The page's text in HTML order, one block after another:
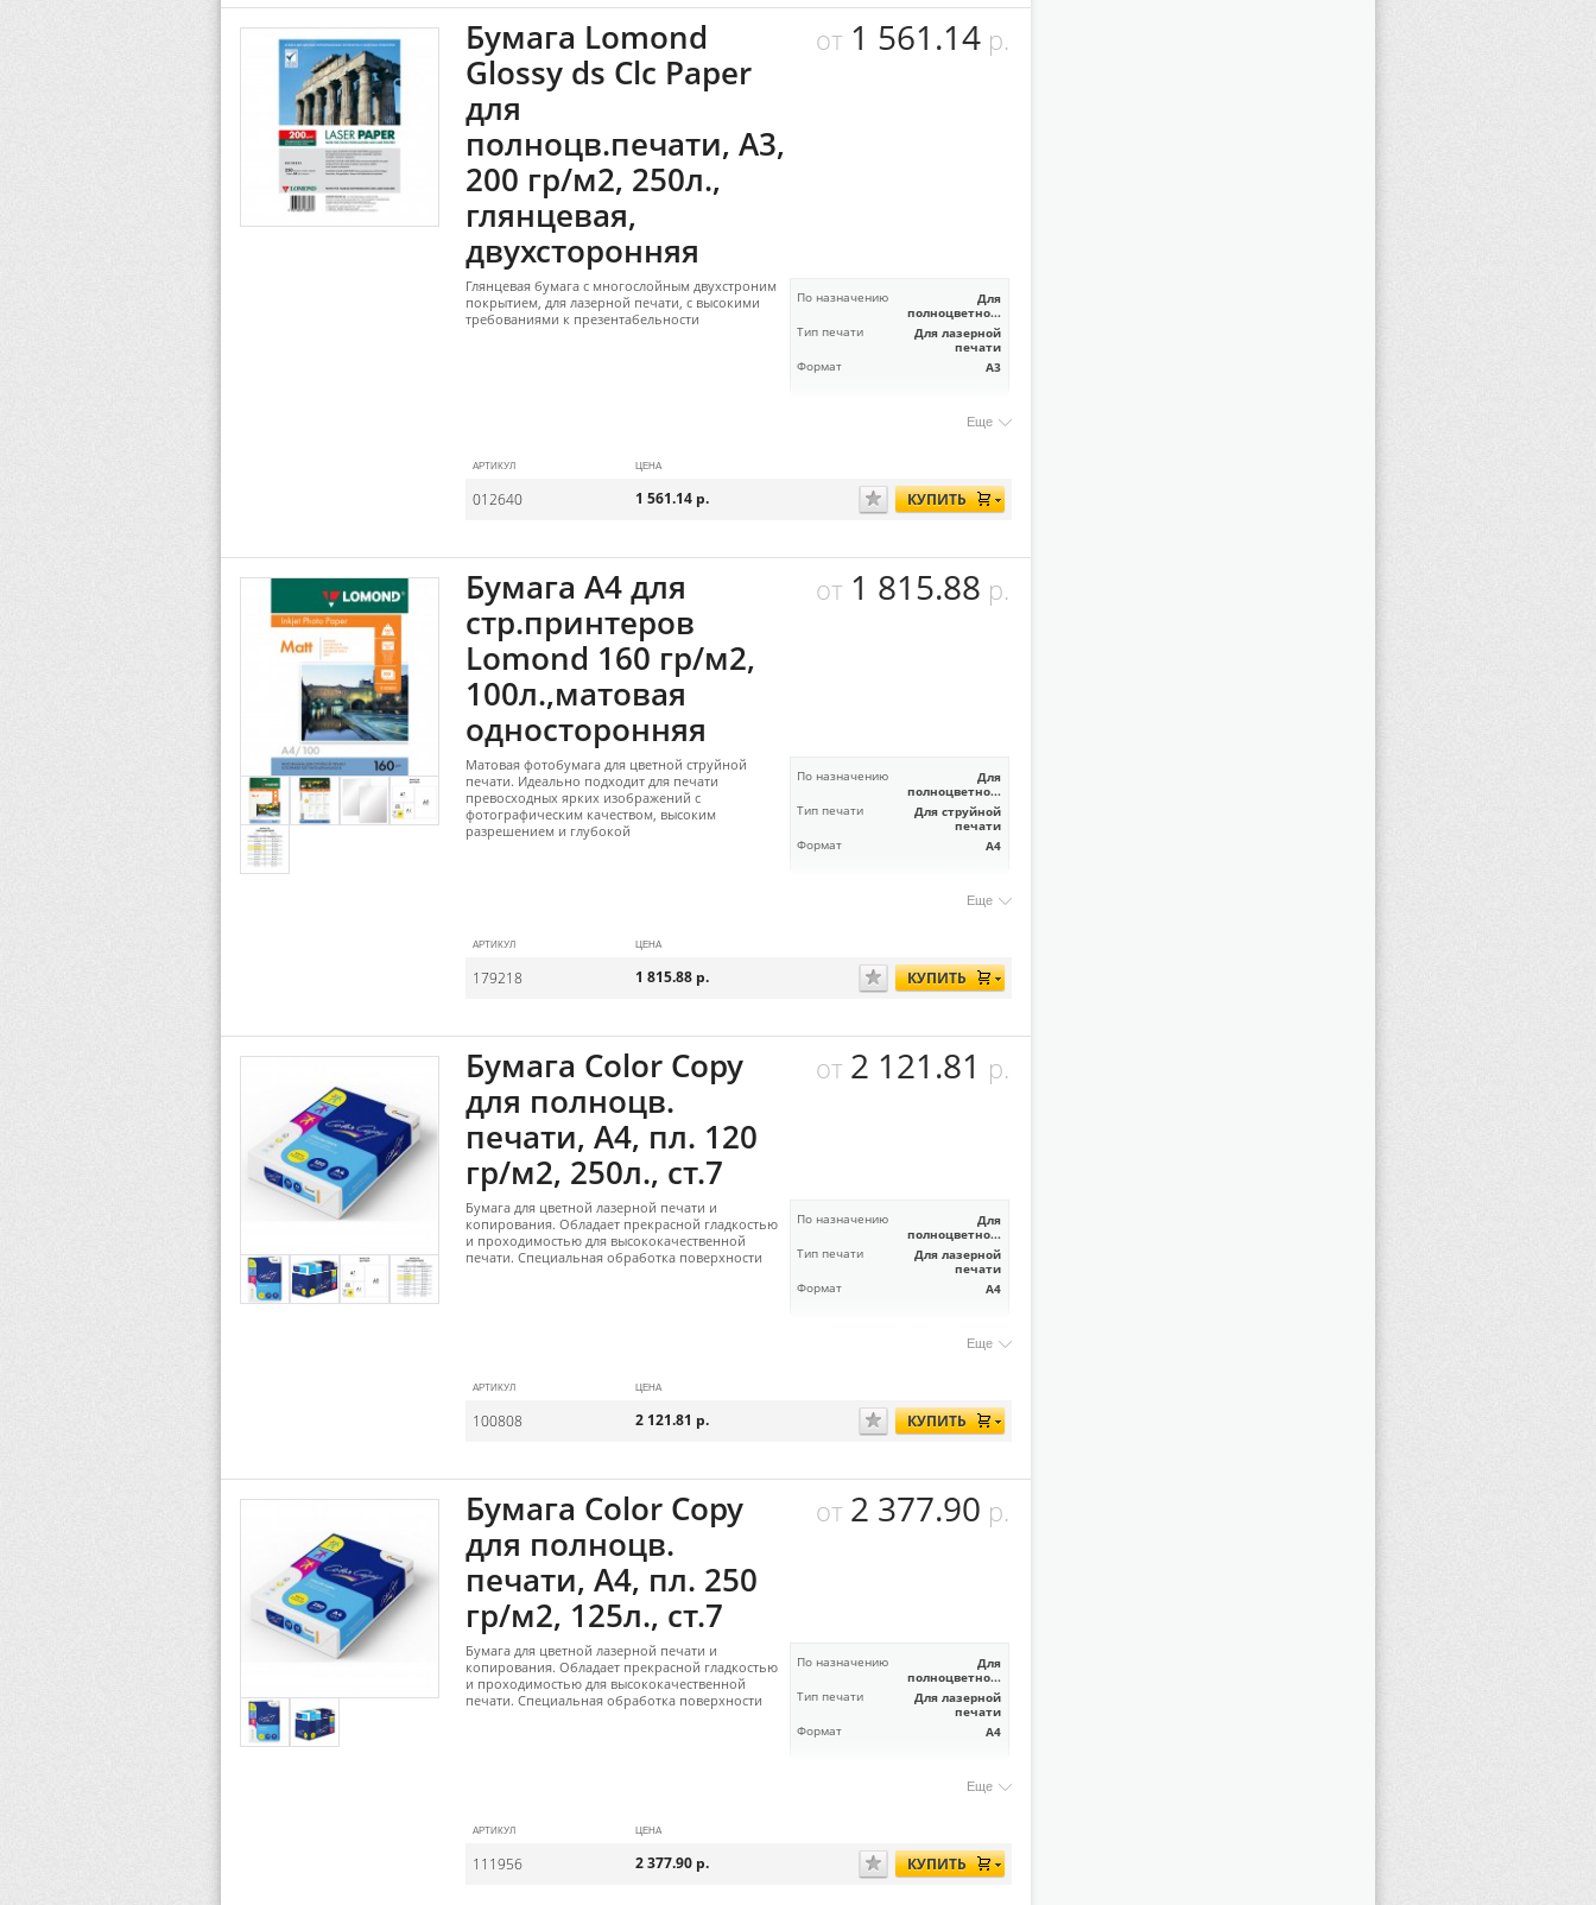
Бумага Lomond
Glossy ds Clc Paper
для
полноцв.печати, А3,
200 гр/м2, 250л.,
глянцевая,
двухсторонняя
от 1 561.14 р.
Глянцевая бумага с многослойным двухстроним
покрытием, для лазерной печати, с высокими
требованиями к презентабельности
По назначению
Для
полноцветно...
Тип печати
Для лазерной
печати
Формат А3
Еще
АРТИКУЛ ЦЕНА
012640 1 561.14 р. КУПИТЬ
Бумага А4 для
стр.принтеров
Lomond 160 гр/м2,
100л.,матовая
односторонняя
от 1 815.88 р.
Матовая фотобумага для цветной струйной
печати. Идеально подходит для печати
превосходных ярких изображений с
фотографическим качеством, высоким
разрешением и глубокой
По назначению
Для
полноцветно...
Тип печати
Для струйной
печати
Формат А4
Еще
АРТИКУЛ ЦЕНА
179218 1 815.88 р. КУПИТЬ
Бумага Color Copy
для полноцв.
печати, А4, пл. 120
гр/м2, 250л., ст.7
от 2 121.81 р.
Бумага для цветной лазерной печати и
копирования. Обладает прекрасной гладкостью
и проходимостью для высококачественной
печати. Специальная обработка поверхности
По назначению
Для
полноцветно...
Тип печати
Для лазерной
печати
Формат А4
Еще
АРТИКУЛ ЦЕНА
100808 2 121.81 р. КУПИТЬ
Бумага Color Copy
для полноцв.
печати, А4, пл. 250
гр/м2, 125л., ст.7
от 2 377.90 р.
Бумага для цветной лазерной печати и
копирования. Обладает прекрасной гладкостью
и проходимостью для высококачественной
печати. Специальная обработка поверхности
По назначению
Для
полноцветно...
Тип печати
Для лазерной
печати
Формат А4
Еще
АРТИКУЛ ЦЕНА
111956 2 377.90 р. КУПИТЬ